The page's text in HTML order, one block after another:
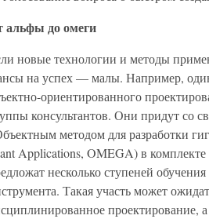
альфы до омеги
новые технологии и методы
на успех — малы. Например,
ориентированного
консультантов. Они придут со
методом для разработки
Applications, OMEGA) в
несколько ступеней
Такая участь может
проектирование,